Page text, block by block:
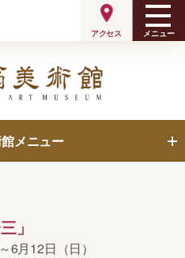
アクセス メニュー
メニュー
逸翁美術館について
」
6月12日（日）